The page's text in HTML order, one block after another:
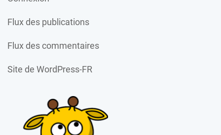
Flux des publications
Flux des commentaires
Site de WordPress-FR